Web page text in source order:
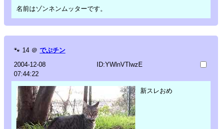
名前はゾンネンムッターです。
🐾 14 ＠ でぶチン
2004-12-08
07:44:22
ID:YWlnVTlwzE
新スレおめ